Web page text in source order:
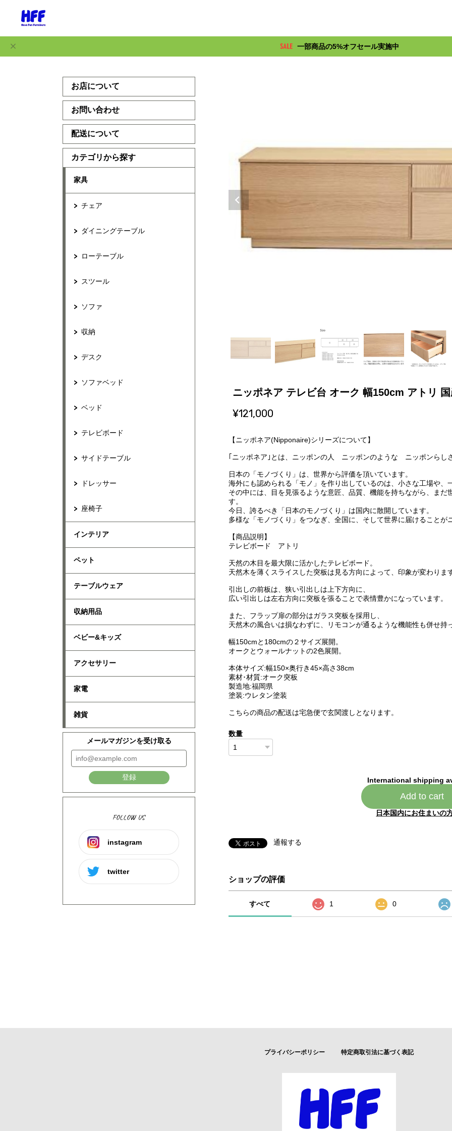
一部商品の5%オフセール実施中
お店について
お問い合わせ
配送について
カテゴリから探す
家具
チェア
ダイニングテーブル
ローテーブル
スツール
ソファ
収納
デスク
ソファベッド
ベッド
テレビボード
サイドテーブル
ドレッサー
座椅子
インテリア
ペット
テーブルウェア
収納用品
ベビー&キッズ
アクセサリー
家電
雑貨
メールマガジンを受け取る
登録
FOLLOW US
instagram
twitter
ニッポネア テレビ台 オーク 幅150cm アトリ
¥121,000
【ニッポネア(Nipponaire)シリーズについて】
｢ニッポネア｣とは、ニッポンの人 ニッポンのような ニッポンらし
日本の「モノづくり」は、世界から評価を頂いています。
海外にも認められる「モノ」を作り出しているのは、小さな工場や、
その中には、目を見張るような意匠、品質、機能を持ちながら、まだ
す。
今日、誇るべき「日本のモノづくり」は国内に散開しています。
多様な「モノづくり」をつなぎ、全国に、そして世界に届けることが
【商品説明】
テレビボード アトリ
天然の木目を最大限に活かしたテレビボード。
天然木を薄くスライスした突板は見る方向によって、印象が変わります
引出しの前板は、狭い引出しは上下方向に、
広い引出しは左右方向に突板を張ることで表情豊かになっています。
また、フラップ扉の部分はガラス突板を採用し、
天然木の風合いは損なわずに、リモコンが通るような機能性も併せ持
幅150cmと180cmの２サイズ展開。
オークとウォールナットの2色展開。
本体サイズ:幅150×奥行き45×高さ38cm
素材･材質:オーク突板
製造地:福岡県
塗装:ウレタン塗装
こちらの商品の配送は宅急便で玄関渡しとなります。
数量
International shipping
Add to cart
日本国内にお住まいの
通報する
ショップの評価
すべて 1 0
プライバシーポリシー 特定商取引法に基づく表記